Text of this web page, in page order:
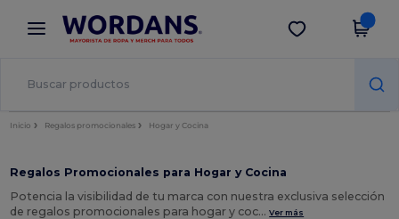
× App de Wordans
¡Mejores precios en app!
Descargar app
Inicio Regalos promocionales Hogar y Cocina
Regalos Promocionales para Hogar y Cocina
Potencia la visibilidad de tu marca con nuestra exclusiva selección
de regalos promocionales para hogar y coc…Ver más